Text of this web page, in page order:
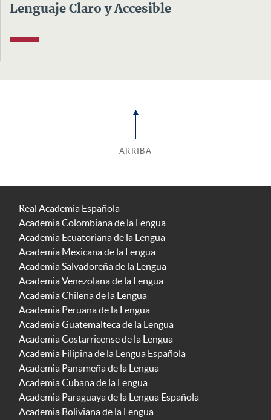
Lenguaje Claro y Accesible
ARRIBA
Real Academia Española
Academia Colombiana de la Lengua
Academia Ecuatoriana de la Lengua
Academia Mexicana de la Lengua
Academia Salvadoreña de la Lengua
Academia Venezolana de la Lengua
Academia Chilena de la Lengua
Academia Peruana de la Lengua
Academia Guatemalteca de la Lengua
Academia Costarricense de la Lengua
Academia Filipina de la Lengua Española
Academia Panameña de la Lengua
Academia Cubana de la Lengua
Academia Paraguaya de la Lengua Española
Academia Boliviana de la Lengua